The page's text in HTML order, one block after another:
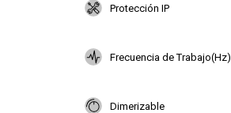
Protección IP
Frecuencia de Trabajo(Hz)
Dimerizable